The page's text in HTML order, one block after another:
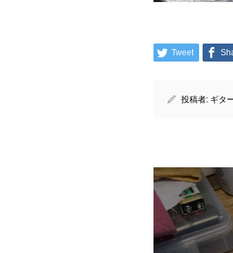
Tweet
投稿者: ギタ